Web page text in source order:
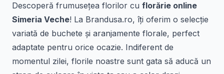
Descoperă frumusețea florilor cu florărie online
Simeria Veche! La Brandusa.ro, îți oferim o selecție
variată de buchete și aranjamente florale, perfect
adaptate pentru orice ocazie. Indiferent de
momentul zilei, florile noastre sunt gata să aducă un